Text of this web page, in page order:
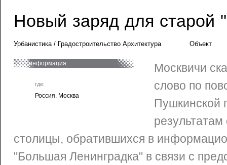
Новый заряд для старой
Урбанистика / Градостроительство Архитектура Объект
информация:
где:
Россия. Москва
Москвичи
слово по
Пушкинской
столицы, обратившихся в
"Большая Ленинградка" в связи с